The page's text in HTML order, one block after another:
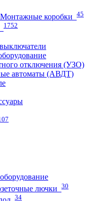
Монтажные коробки 45
1752
отключения (УЗО)
автоматы (АВДТ)
лючки
30
34